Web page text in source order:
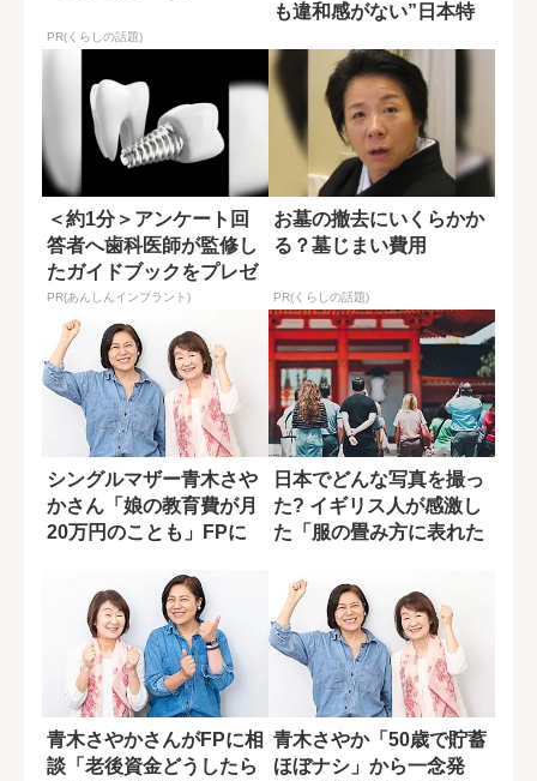
PR(くらしの話題)
も違和感がない”日本特
＜約1分＞アンケート回
答者へ歯科医師が監修し
たガイドブックをプレゼ
ント。65歳以...
PR(あんしんインプラント)
お墓の撤去にいくらかか
る？墓じまい費用
PR(くらしの話題)
シングルマザー青木さや
かさん「娘の教育費が月
20万円のことも」FPに
日本でどんな写真を撮っ
た? イギリス人が感激し
た「服の畳み方に表れた
青木さやかさんがFPに相
談「老後資金どうしたら
青木さやか「50歳で貯蓄
ほぼナシ」から一念発